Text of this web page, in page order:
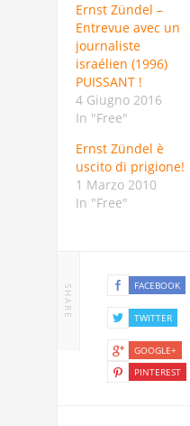
Ernst Zündel –
Entrevue avec un
journaliste
israélien (1996)
PUISSANT !
4 Giugno 2016
In "Free"
Ernst Zündel è
uscito di prigione!
1 Marzo 2010
In "Free"
SHARE FACEBOOK
TWITTER
GOOGLE+
PINTEREST